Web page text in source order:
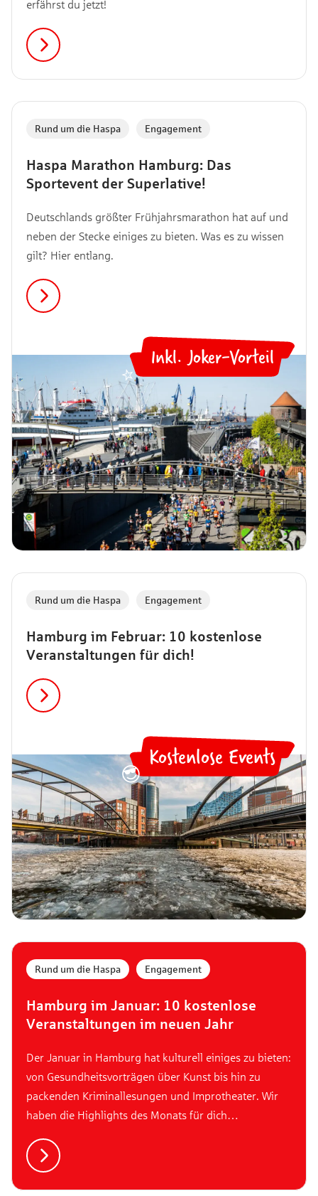
erfährst du jetzt!
Inkl. Joker-Vorteil
⭐
Haspa Marathon Hamburg: Das
Sportevent der Superlative!
Rund um die Haspa Engagement
Deutschlands größter Frühjahrsmarathon hat auf und
neben der Stecke einiges zu bieten. Was es zu wissen
gilt? Hier entlang.
Kostenlose Events
😎
Hamburg im Februar: 10 kostenlose
Veranstaltungen für dich!
Rund um die Haspa Engagement
Hamburg im Januar: 10 kostenlose
Veranstaltungen im neuen Jahr
Rund um die Haspa Engagement
Der Januar in Hamburg hat kulturell einiges zu bieten:
von Gesundheitsvorträgen über Kunst bis hin zu
packenden Kriminallesungen und Improtheater. Wir
haben die Highlights des Monats für dich
Nähe. Entdecke jetzt, welche Veranstaltungen im
Januar auf dich warten.